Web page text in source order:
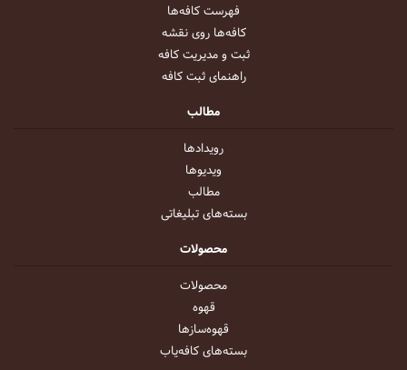
فهرست کافه‌ها
کافه‌ها روی نقشه
ثبت و مدیریت کافه
راهنمای ثبت کافه
مطالب
رویداد‌ها
ویدیو‌ها
مطالب
بسته‌های تبلیغاتی
محصولات
محصولات
قهوه
قهوه‌ساز‌ها
بسته‌های کافه‌یاب